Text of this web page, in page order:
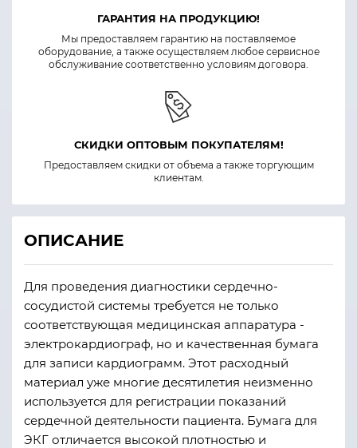
ГАРАНТИЯ НА ПРОДУКЦИЮ!
Мы предоставляем гарантию на поставляемое
оборудование, а также осуществляем любое сервисное
обслуживание соответственно условиям договора.
СКИДКИ ОПТОВЫМ ПОКУПАТЕЛЯМ!
Предоставляем скидки от объема а также торгующим
клиентам.
ОПИСАНИЕ
Для проведения диагностики сердечно-
сосудистой системы требуется не только
соответствующая медицинская аппаратура -
электрокардиограф, но и качественная бумага
для записи кардиограмм. Этот расходный
материал уже многие десятилетия неизменно
используется для регистрации показаний
сердечной деятельности пациента. Бумага для
ЭКГ отличается высокой плотностью и